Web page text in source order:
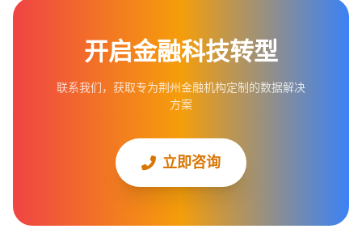
开启金融科技转型
联系我们，获取专为荆州金融机构定制的数据解决
方案
立即咨询